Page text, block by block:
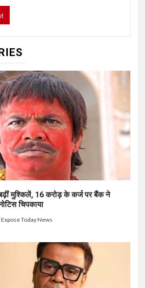
मुश्किलें, ₹16 करोड़ के कर्ज पर बैंक ने
चिपकाया
Expose Today News